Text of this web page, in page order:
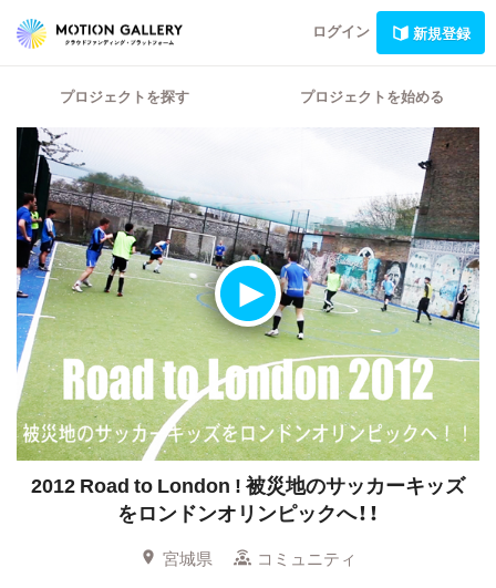
ログイン 新規登録
プロジェクトを探す プロジェクトを始める
2012 Road to London ! 被災地のサッカーキッズ
をロンドンオリンピックへ！！
宮城県
コミュニティ